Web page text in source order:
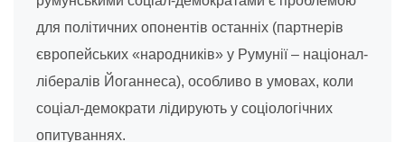
для політичних опонентів останніх (партнерів
європейських «народників» у Румунії – націонал-
лібералів Йоганнеса), особливо в умовах, коли
соціал-демократи лідирують у соціологічних
опитуваннях.